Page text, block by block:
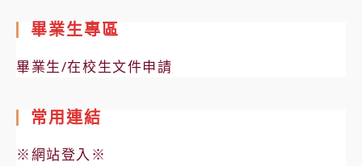
畢業生專區
畢業生/在校生文件申請
常用連結
※網站登入※